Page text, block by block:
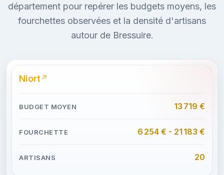
département pour repérer les budgets moyens, les
fourchettes observées et la densité d'artisans
autour de Bressuire.
Niort
13 719 €
6 254 € - 21 183 €
20